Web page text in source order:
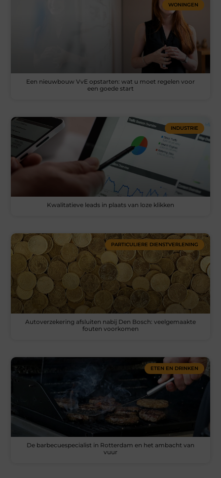
WONINGEN
Een nieuwbouw VvE opstarten: wat u moet regelen voor
een goede start
INDUSTRIE
Kwalitatieve leads in plaats van loze klikken
PARTICULIERE DIENSTVERLENING
Autoverzekering afsluiten nabij Den Bosch: veelgemaakte
fouten voorkomen
ETEN EN DRINKEN
De barbecuespecialist in Rotterdam en het ambacht van
vuur